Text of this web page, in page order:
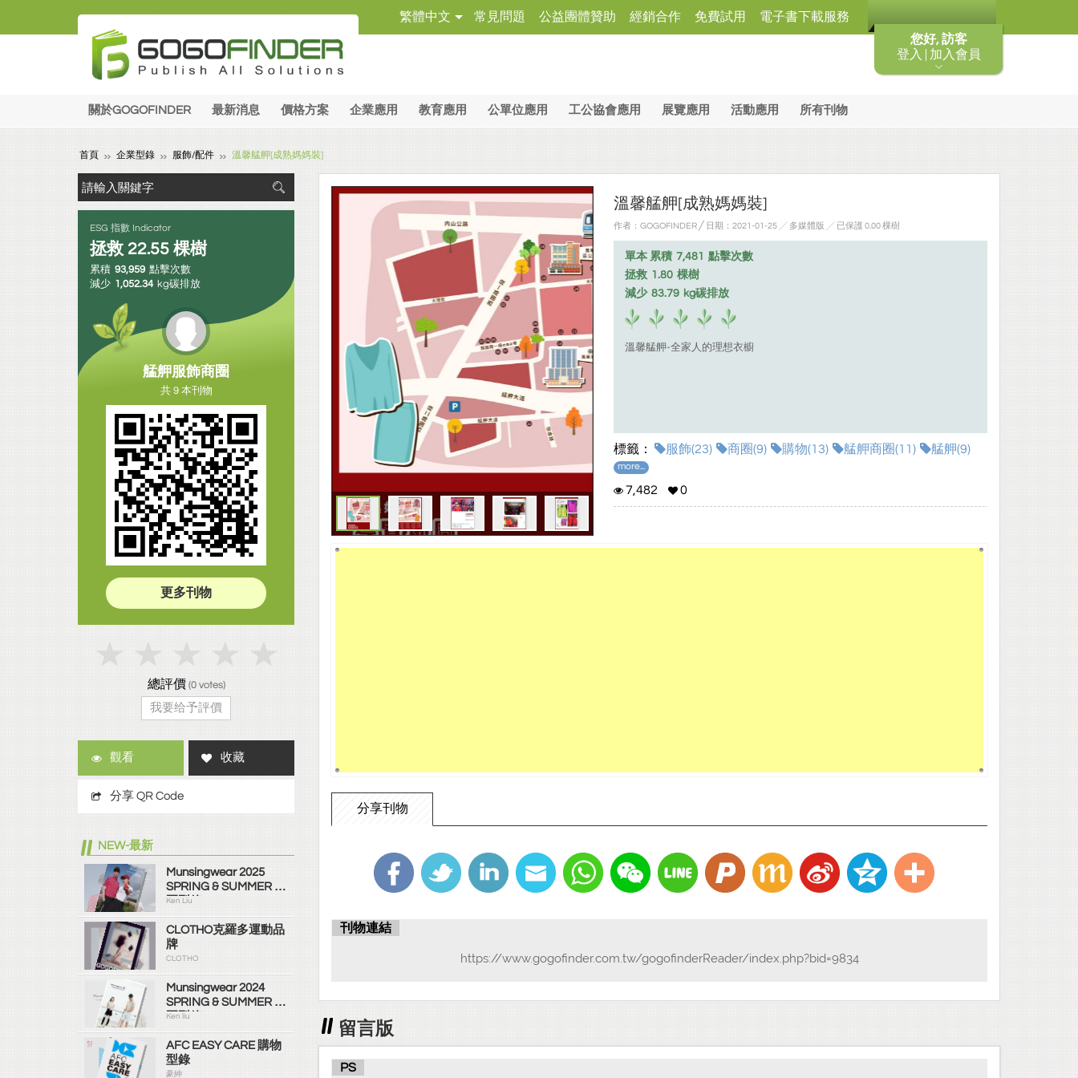
您好, 訪客
登入 | 加入會員
繁體中文 常見問題 公益團體贊助 經銷合作 免費試用 電子書下載服務
關於GOGOFINDER 最新消息 價格方案 企業應用 教育應用 公單位應用 工公協會應用 展覽應用 活動應用 所有刊物
首頁 企業型錄 服飾/配件 溫馨艋舺[成熟媽媽裝]
溫馨艋舺[成熟媽媽裝]
作者：GOGOFINDER ╱ 日期：2021-01-25 ╱ 多媒體版 ╱ 已保護 0.00 棵樹
單本 累積 7,481 點擊次數
拯救 1.80 棵樹
減少 83.79 kg碳排放
溫馨艋舺-全家人的理想衣櫥
標籤： 服飾(23) 商圈(9) 購物(13) 艋舺商圈(11) 艋舺(9)
more...
7,482 0
分享刊物
刊物連結
https://www.gogofinder.com.tw/gogofinderReader/index.php?bid=9834
留言版
PS
ESG 指數 Indicator
拯救 22.55 棵樹
累積 93,959 點擊次數
減少 1,052.34 kg碳排放
艋舺服飾商圈
共 9 本刊物
更多刊物
總評價 (0votes)
我要给予評價
觀看 收藏
分享 QR Code
NEW-最新
Munsingwear 2025
SPRING & SUMMER 春
夏型錄
Ken Liu
CLOTHO克羅多運動品
牌
CLOTHO
Munsingwear 2024
SPRING & SUMMER 春
夏型錄
Ken liu
AFC EASY CARE 購物
型錄
豪紳